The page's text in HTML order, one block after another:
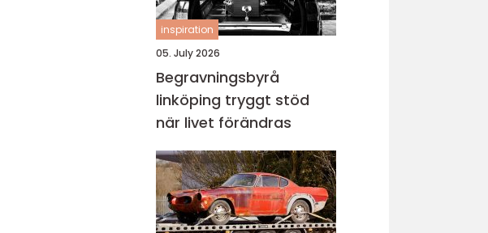
inspiration
05. July 2026
Begravningsbyrå
linköping tryggt stöd
när livet förändras